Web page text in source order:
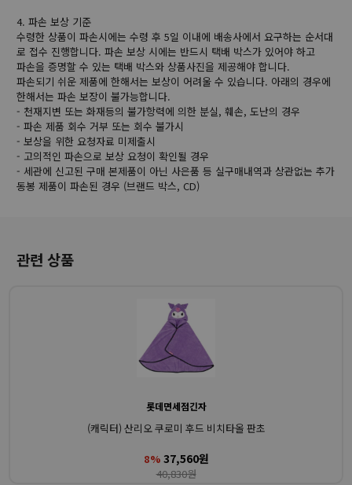
4. 파손 보상 기준
수령한 상품이 파손시에는 수령 후 5일 이내에 배송사에서 요구하는 순서대
로 접수 진행합니다. 파손 보상 시에는 반드시 택배 박스가 있어야 하고
파손을 증명할 수 있는 택배 박스와 상품사진을 제공해야 합니다.
파손되기 쉬운 제품에 한해서는 보상이 어려울 수 있습니다. 아래의 경우에
한해서는 파손 보장이 불가능합니다.
- 천재지변 또는 화재등의 불가항력에 의한 분실, 훼손, 도난의 경우
- 파손 제품 회수 거부 또는 회수 불가시
- 보상을 위한 요청자료 미제출시
- 고의적인 파손으로 보상 요청이 확인될 경우
- 세관에 신고된 구매 본제품이 아닌 사은품 등 실구매내역과 상관없는 추가
동봉 제품이 파손된 경우 (브랜드 박스, CD)
관련 상품
롯데면세점긴자
(캐릭터) 산리오 쿠로미 후드 비치타올 판초
8% 37,560원
40,830원